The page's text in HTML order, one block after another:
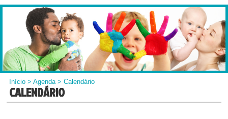
Início >Agenda> Calendário
CALENDÁRIO